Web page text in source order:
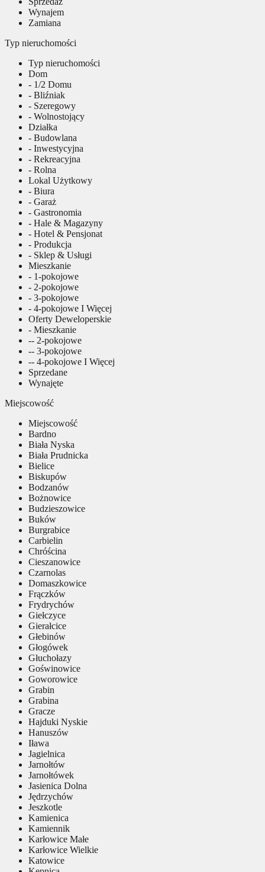
Wynajem
Zamiana
Typ nieruchomości
Typ nieruchomości
Dom
- 1/2 Domu
- Bliźniak
- Szeregowy
- Wolnostojący
Działka
- Budowlana
- Inwestycyjna
- Rekreacyjna
- Rolna
Lokal Użytkowy
- Biura
- Garaż
- Gastronomia
- Hale & Magazyny
- Hotel & Pensjonat
- Produkcja
- Sklep & Usługi
Mieszkanie
- 1-pokojowe
- 2-pokojowe
- 3-pokojowe
- 4-pokojowe I Więcej
Oferty Deweloperskie
- Mieszkanie
-- 2-pokojowe
-- 3-pokojowe
-- 4-pokojowe I Więcej
Sprzedane
Wynajęte
Miejscowość
Miejscowość
Bardno
Biała Nyska
Biała Prudnicka
Bielice
Biskupów
Bodzanów
Bożnowice
Budzieszowice
Buków
Burgrabice
Carbielin
Chróścina
Cieszanowice
Czarnolas
Domaszkowice
Frączków
Frydrychów
Giełczyce
Gierałcice
Głebinów
Głogówek
Głuchołazy
Goświnowice
Goworowice
Grabin
Grabina
Gracze
Hajduki Nyskie
Hanuszów
Iława
Jagielnica
Jarnołtów
Jarnołtówek
Jasienica Dolna
Jędrzychów
Jeszkotle
Kamienica
Kamiennik
Karłowice Małe
Karłowice Wielkie
Katowice